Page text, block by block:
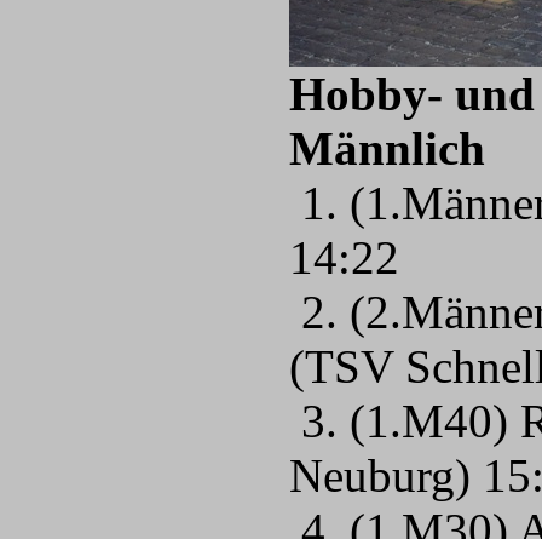
Hobby-
Männlich
1.
14:22
2.
(TSV
3. (1.M40)
Neuburg)